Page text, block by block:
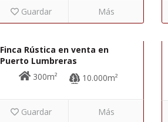
Guardar
Más
Finca Rústica en venta en
Puerto Lumbreras
300m²
10.000m²
Guardar Más